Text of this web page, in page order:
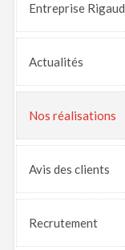
Entreprise Rigaud
Actualités
Nos réalisations
Avis des clients
Recrutement